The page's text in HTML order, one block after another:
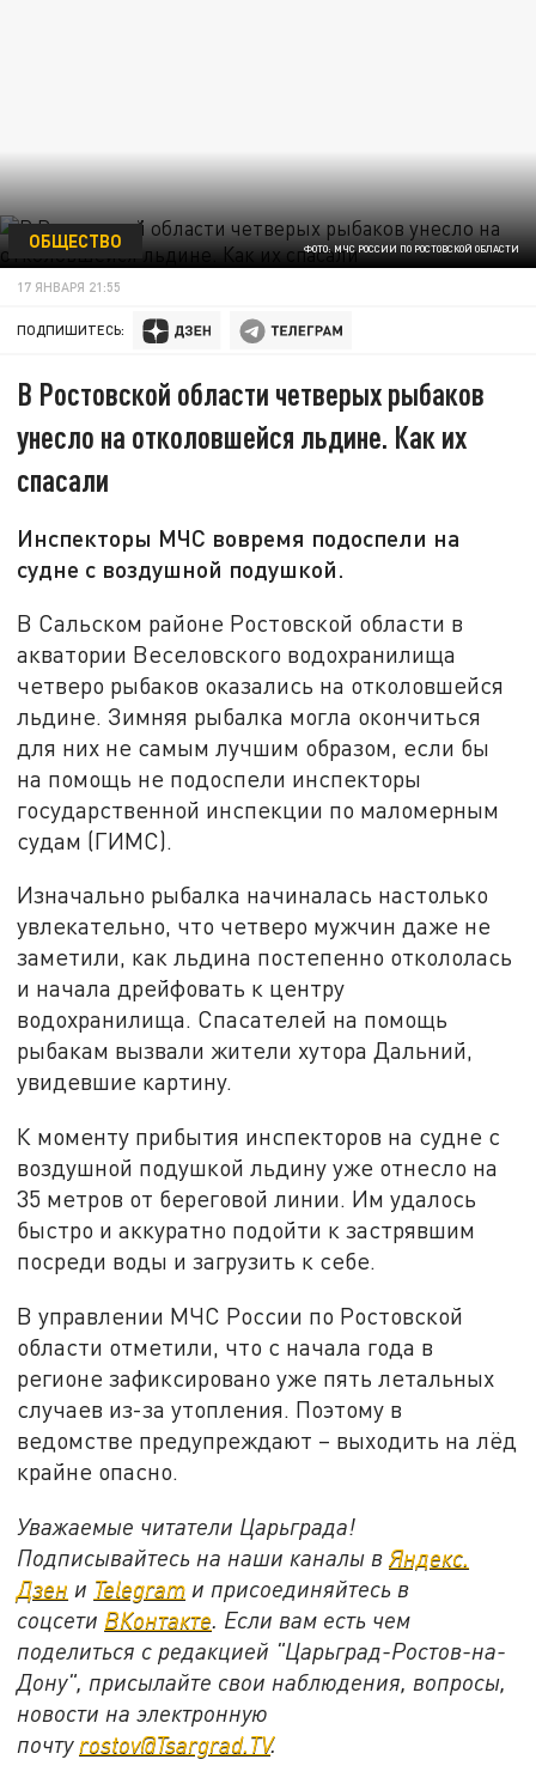
ФОТО: МЧС РОССИИ ПО РОСТОВСКОЙ ОБЛАСТИ
ОБЩЕСТВО
17 ЯНВАРЯ 21:55
ПОДПИШИТЕСЬ:
В Ростовской области четверых рыбаков
унесло на отколовшейся льдине. Как их
спасали
Инспекторы МЧС вовремя подоспели на
судне с воздушной подушкой.
В Сальском районе Ростовской области в
акватории Веселовского водохранилища
четверо рыбаков оказались на отколовшейся
льдине. Зимняя рыбалка могла окончиться
для них не самым лучшим образом, если бы
на помощь не подоспели инспекторы
государственной инспекции по маломерным
судам (ГИМС).
Изначально рыбалка начиналась настолько
увлекательно, что четверо мужчин даже не
заметили, как льдина постепенно откололась
и начала дрейфовать к центру
водохранилища. Спасателей на помощь
рыбакам вызвали жители хутора Дальний,
увидевшие картину.
К моменту прибытия инспекторов на судне с
воздушной подушкой льдину уже отнесло на
35 метров от береговой линии. Им удалось
быстро и аккуратно подойти к застрявшим
посреди воды и загрузить к себе.
В управлении МЧС России по Ростовской
области отметили, что с начала года в
регионе зафиксировано уже пять летальных
случаев из-за утопления. Поэтому в
ведомстве предупреждают – выходить на лёд
крайне опасно.
Уважаемые читатели Царьграда!
Подписывайтесь на наши каналы в Яндекс.
Дзен и Telegram и присоединяйтесь в
соцсети ВКонтакте . Если вам есть чем
поделиться с редакцией "Царьград-Ростов-на-
Дону", присылайте свои наблюдения, вопросы,
новости на электронную
почту rostov@Tsargrad.ТV.